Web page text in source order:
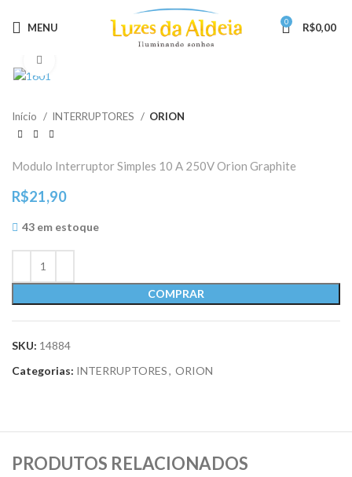
MENU 0 R$0,00
Início INTERRUPTORES ORION
Modulo Interruptor Simples 10 A 250V Orion Graphite
R$21,90
43 em estoque
COMPRAR
SKU: 14884
Categorias: INTERRUPTORES, ORION
PRODUTOS RELACIONADOS